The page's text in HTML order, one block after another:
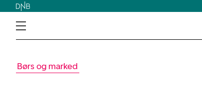
Børs og marked